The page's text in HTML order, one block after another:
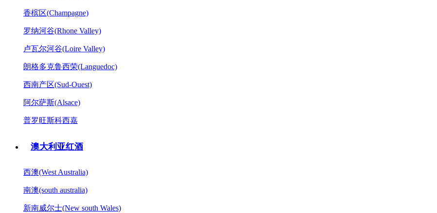
香槟区(Champagne)
罗纳河谷(Rhone Valley)
卢瓦尔河谷(Loire Valley)
朗格多克鲁西荣(Languedoc)
西南产区(Sud-Ouest)
阿尔萨斯(Alsace)
普罗旺斯科西嘉
澳大利亚红酒
西澳(West Australia)
南澳(south australia)
新南威尔士(New south Wales)